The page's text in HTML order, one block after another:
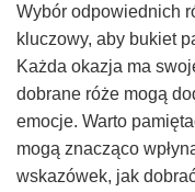
Wybór odpowiednich
kluczowy, aby bukiet
Każda okazja ma
dobrane róże mogą
emocje. Warto
mogą znacząco
wskazówek, jak